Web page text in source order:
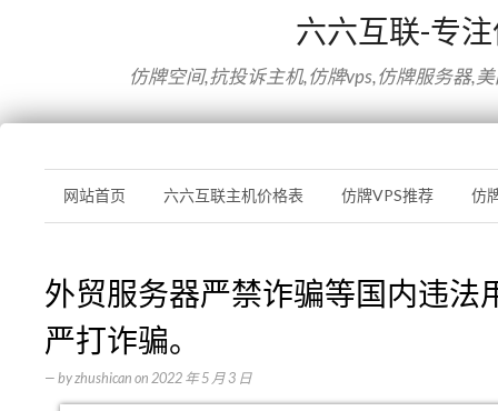
六六互联-专
仿牌空间,抗投诉主机,仿牌vps,仿牌服务器,
网站首页 六六互联主机价格表 仿牌VPS推荐 仿
外贸服务器严禁诈骗等国内违法
严打诈骗。
— byzhushican on 2022 年 5 月 3 日